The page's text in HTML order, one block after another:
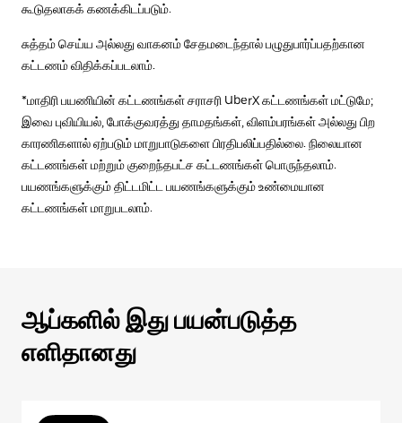
கூடுதலாகக் கணக்கிடப்படும்.
சுத்தம் செய்ய அல்லது வாகனம் சேதமடைந்தால் பழுதுபார்ப்பதற்கான
கட்டணம் விதிக்கப்படலாம்.
*மாதிரி பயணியின் கட்டணங்கள் சராசரி UberX கட்டணங்கள் மட்டுமே;
இவை புவியியல், போக்குவரத்து தாமதங்கள், விளம்பரங்கள் அல்லது பிற
காரணிகளால் ஏற்படும் மாறுபாடுகளை பிரதிபலிப்பதில்லை. நிலையான
கட்டணங்கள் மற்றும் குறைந்தபட்ச கட்டணங்கள் பொருந்தலாம்.
பயணங்களுக்கும் திட்டமிட்ட பயணங்களுக்கும் உண்மையான
கட்டணங்கள் மாறுபடலாம்.
ஆப்களில் இது பயன்படுத்த
எளிதானது